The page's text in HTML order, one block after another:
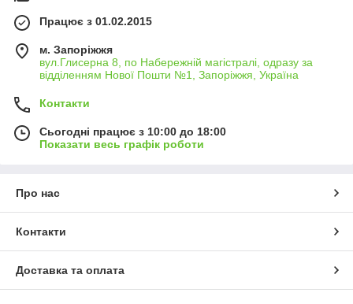
Працює з 01.02.2015
м. Запоріжжя
вул.Глисерна 8, по Набережній магістралі, одразу за
відділенням Нової Пошти №1, Запоріжжя, Україна
Контакти
Сьогодні працює з 10:00 до 18:00
Показати весь графік роботи
Про нас
Контакти
Доставка та оплата